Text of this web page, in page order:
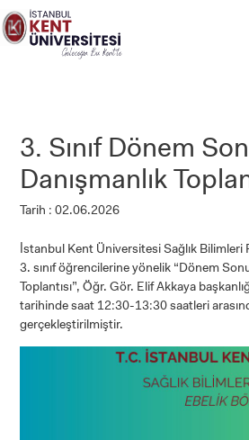
Lütfen
dikkat:
Bu
sistemi
içerir.3. Sınıf Dönem
Danışmanlık
Tarih : 02.06.2026
İstanbul Kent Üniversitesi Sağlık
3. sınıf öğrencilerine yönelik “Dönem
Toplantısı”, Öğr. Gör. Elif Akkaya
tarihinde saat 12:30-13:30 saatleri
gerçekleştirilmiştir.